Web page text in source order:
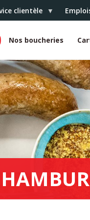
clientèle
Nos boucheries